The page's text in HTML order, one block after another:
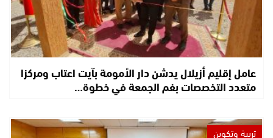
عامل إقليم أزيلال يدشن دار الأمومة بآيت اعتاب ومركزا
متعدد التخصصات بفم الجمعة في خطوة…
تربية وتكوين